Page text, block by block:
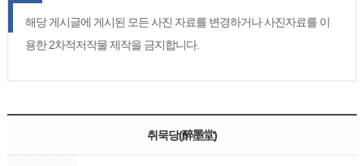
해당 게시글에 게시된 모든 사진 자료를 변경하거나 사진자료를 이
용한 2차적저작물 제작을 금지합니다.
취묵당(醉墨堂)